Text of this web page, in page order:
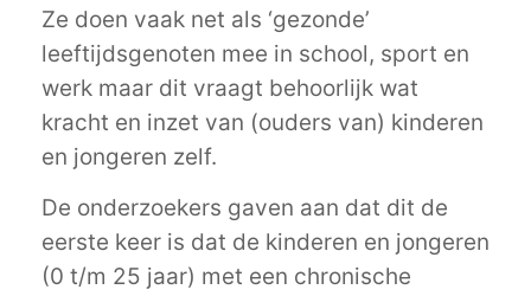
Ze doen vaak net als ‘gezonde’
leeftijdsgenoten mee in school, sport en
werk maar dit vraagt behoorlijk wat
kracht en inzet van (ouders van) kinderen
en jongeren zelf.
De onderzoekers gaven aan dat dit de
eerste keer is dat de kinderen en jongeren
(0 t/m 25 jaar) met een chronische